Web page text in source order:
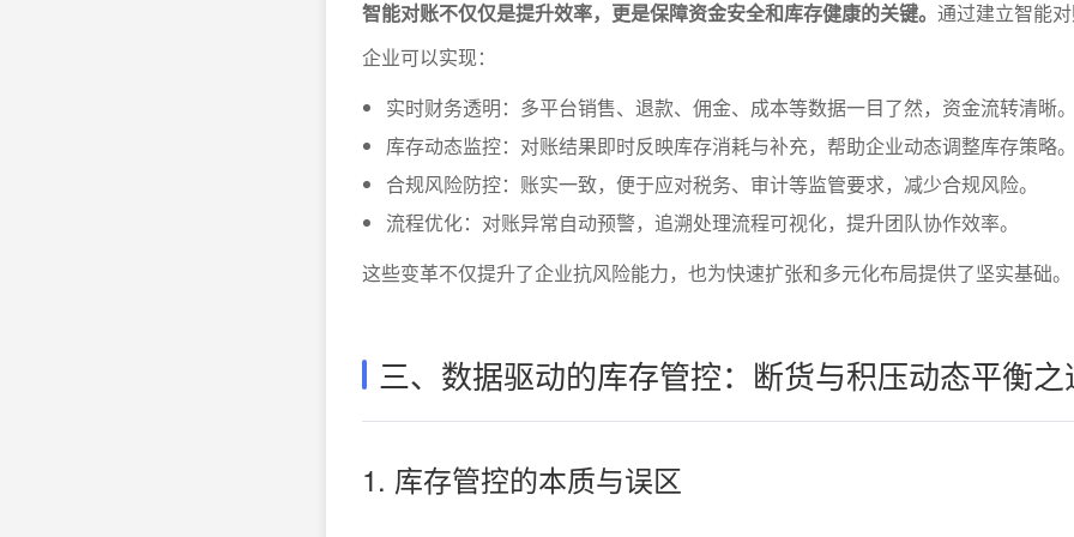
智能对账不仅仅是提升效率，更是保障资金安全和库存健康的关键。 通过建立智能对
企业可以实现：
实时财务透明：多平台销售、退款、佣金、成本等数据一目了然，资金流转清晰。
库存动态监控：对账结果即时反映库存消耗与补充，帮助企业动态调整库存策略。
合规风险防控：账实一致，便于应对税务、审计等监管要求，减少合规风险。
流程优化：对账异常自动预警，追溯处理流程可视化，提升团队协作效率。
这些变革不仅提升了企业抗风险能力，也为快速扩张和多元化布局提供了坚实基础。
三、数据驱动的库存管控：断货与积压动态平衡之
1. 库存管控的本质与误区